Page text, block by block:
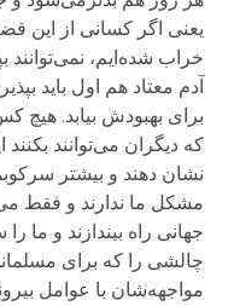
یعنی اگر کسانی از این
خراب شده‌ایم، نمی‌توانند
آدم معتاد هم اول باید
برای بهبودش بیابد. هیچ
که دیگران می‌توانند
نشان دهند و بیشتر
مشکل ما ندارند و فقط
جهانی راه بیندازند و ما
چالشی را که برای
مواجهه‌شان با عوامل